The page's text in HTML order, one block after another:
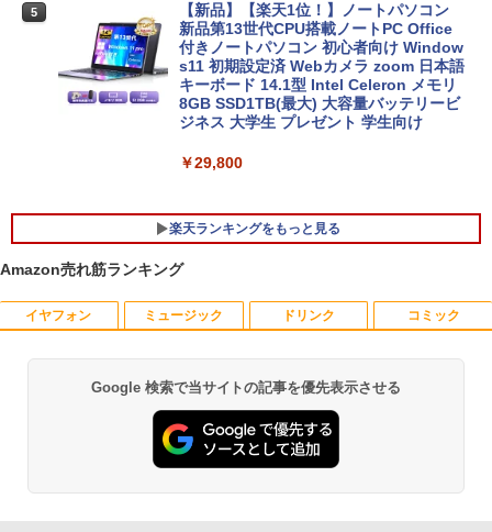
5
【新品】【楽天1位！】ノートパソコン
新品第13世代CPU搭載ノートPC Office
付きノートパソコン 初心者向け Window
s11 初期設定済 Webカメラ zoom 日本語
キーボード 14.1型 Intel Celeron メモリ
8GB SSD1TB(最大) 大容量バッテリービ
ジネス 大学生 プレゼント 学生向け
￥29,800
楽天ランキングをもっと見る
1
【今だけ】全品ポイント10倍 お買い物マ
クトップPC FUJITSU ESPRIMO Q558/B
Core i5 9500T メモリ8GB 中古SSD 2.5
【送料無料】【1年保証】
￥22,800
1
R090-DELL E2220H 21.5インチ 液晶モ
ort/VGA 応答速度:5ms ★送料無料★
【中古動作品】
￥3,650
1
アンダーニンジャ（18） 【電子書籍】[
￥792
Amazon売れ筋ランキング
イヤフォン
Anker Soundcore P40i ブラック
￥7,990
ミュージック
BRUCE WAYNE feat. Flo Milli, ATL Jacob
[Explicit]
￥250
ドリンク
【Amazon.co.jp限定】 い・ろ・は・す 2L P
ET ラベルレス ×8本
￥1,112
コミック
薬屋のひとりごと 17巻 (デジタル版ビッグガ
ンガンコミックス)
￥770
Google 検索で当サイトの記事を優先表示させる